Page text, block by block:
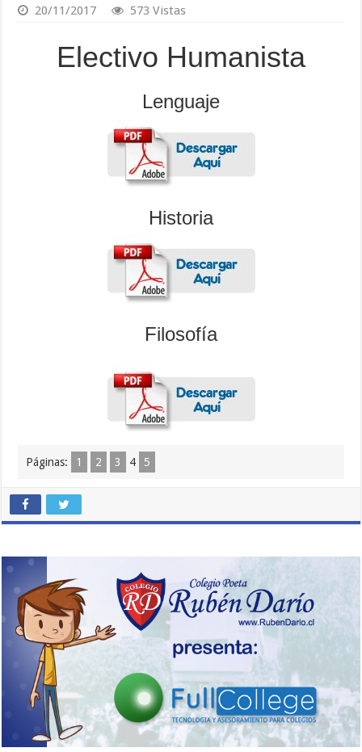
20/11/2017 573 Vistas
Electivo Humanista
Lenguaje
Historia
Filosofía
Páginas: 1 2 3 4 5